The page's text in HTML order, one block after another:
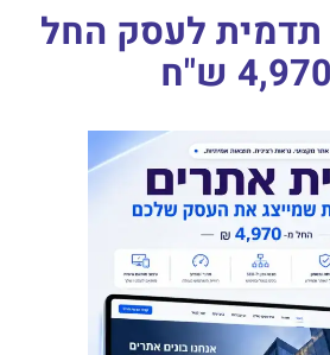
תדמית לעסק החל